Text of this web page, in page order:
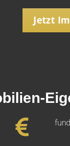
Jetzt